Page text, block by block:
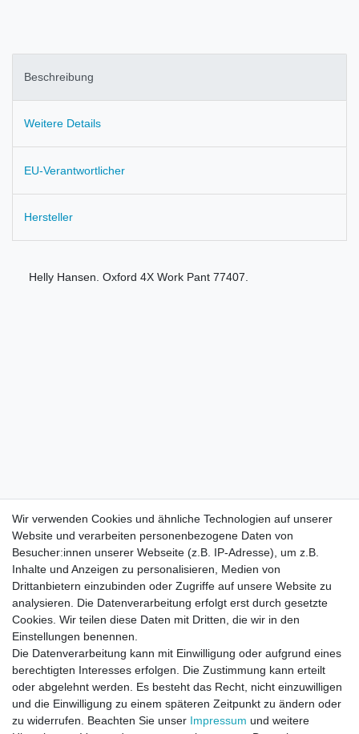
Beschreibung
Weitere Details
EU-Verantwortlicher
Hersteller
Helly Hansen. Oxford 4X Work Pant 77407.
Wir verwenden Cookies und ähnliche Technologien auf unserer
Website und verarbeiten personenbezogene Daten von
Besucher:innen unserer Webseite (z.B. IP-Adresse), um z.B.
Inhalte und Anzeigen zu personalisieren, Medien von
Drittanbietern einzubinden oder Zugriffe auf unsere Website zu
analysieren. Die Datenverarbeitung erfolgt erst durch gesetzte
Cookies. Wir teilen diese Daten mit Dritten, die wir in den
Einstellungen benennen.
Die Datenverarbeitung kann mit Einwilligung oder aufgrund eines
berechtigten Interesses erfolgen. Die Zustimmung kann erteilt
oder abgelehnt werden. Es besteht das Recht, nicht einzuwilligen
und die Einwilligung zu einem späteren Zeitpunkt zu ändern oder
zu widerrufen. Beachten Sie unser Impressum und weitere